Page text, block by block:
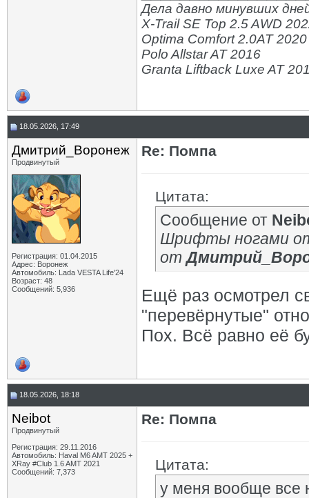
Дела давно минувших
X-Trail SE Top 2.5 AWD
Optima Comfort 2.0AT 2020
Polo Allstar AT 2016
Granta Liftback Luxe AT
18.05.2026, 17:49
Дмитрий_Воронеж
Продвинутый
Регистрация: 01.04.2015
Адрес: Воронеж
Автомобиль: Lada VESTA Life'24
Возраст: 48
Сообщений: 5,936
Re: Помпа
Цитата:
Сообщение от
Шрифты ногами
от
Ещё раз осмотрел
"перевёрнутые"
Пох. Всё равно её
18.05.2026, 18:18
Neibot
Продвинутый
Регистрация: 29.11.2016
Автомобиль: Haval M6 AMT 2025 +
XRay #Club 1.6 AMT 2021
Сообщений: 7,373
Re: Помпа
Цитата:
у меня вообще все